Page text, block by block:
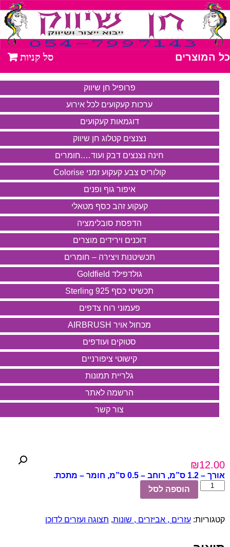
כל המוצרים
פרופיל חן שיווק
ערכות קעקועים לכל אירוע
דוגמאות קעקועים
נצנצים קטלוג חן שיווק
חינה נצנצים דבק ועוד….חומרים
קולוריס צבע קעקוע זמני Colorise
איפור גוף ופנים
קעקוע זהב כסף מטאלי
הדפסת סובלימציה
דוכנים וירידים מוצרים
תכשיטנות ויצירה – חומרים
גולדפילד Goldfield
תכשיטי כסף 925 Sterling
פעמוני רוח צדפים
מכחול אויר AIRBRUSH
סטוקים ועודפים
קישוטי ציפורניים
גלריית תמונות
הרשמה לאתר
צור קשר
₪12.00
אורך – 1.2 ס”מ, רוחב – 0.5 ס”מ, חומר – מתכת.
כמות
של
לשרשרת
הוספה לסל
קטגוריות: עזרים , אביזרים , שונות, תצוגה ועזרים לדוכן